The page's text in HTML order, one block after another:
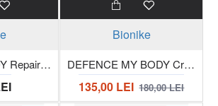
DEFENCE BODY Repair crema impotriva vergeturilor tub 100 ml
Bionike
DEFENCE MY BODY Crema elasticizanta - Anti vergeturi, Tub 300 ml
135,00 LEI 180,00 LEI